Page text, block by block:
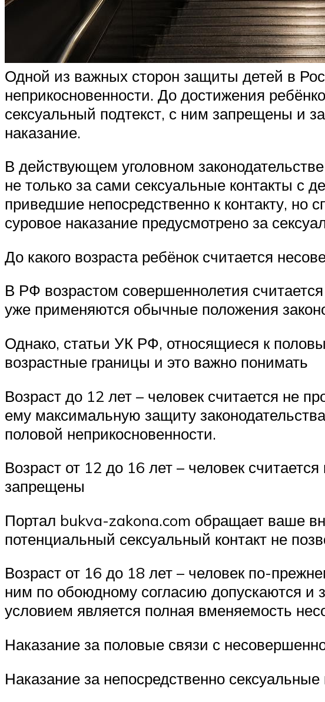
Одной из важных сторон защиты детей в
неприкосновенности. До достижения
сексуальный подтекст, с ним запрещены и
наказание.
В действующем уголовном
не только за сами сексуальные контакты с
приведшие непосредственно к контакту, но
суровое наказание предусмотрено за
До какого возраста ребёнок считается
В РФ возрастом совершеннолетия
уже применяются обычные положения
Однако, статьи УК РФ, относящиеся к
возрастные границы и это важно понимать
Возраст до 12 лет – человек считается не
ему максимальную защиту
половой неприкосновенности.
Возраст от 12 до 16 лет – человек
запрещены
Портал bukva-zakona.com обращает ваше
потенциальный сексуальный контакт не
Возраст от 16 до 18 лет – человек по-
ним по обоюдному согласию допускаются и
условием является полная вменяемость
Наказание за половые связи с
Наказание за непосредственно